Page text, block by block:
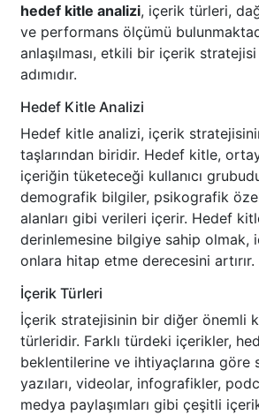
hedef kitle analizi, içerik türleri,
ve performans ölçümü
anlaşılması, etkili bir içerik
adımıdır.
Hedef Kitle Analizi
Hedef kitle analizi, içerik
taşlarından biridir. Hedef kitle,
içeriğin tüketeceği kullanıcı
demografik bilgiler, psikografik
alanları gibi verileri içerir. Hedef
derinlemesine bilgiye sahip olmak,
onlara hitap etme derecesini artırır.
İçerik Türleri
İçerik stratejisinin bir diğer önemli
türleridir. Farklı türdeki içerikler,
beklentilerine ve ihtiyaçlarına göre
yazıları, videolar, infografikler,
medya paylaşımları gibi çeşitli